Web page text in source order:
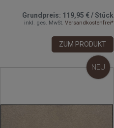
Grundpreis: 119,95 €/Stück
inkl. ges. MwSt. Versandkostenfrei*
ZUM PRODUKT
NEU